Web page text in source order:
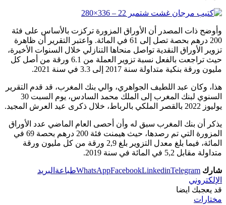
وأوضح ذات المصدر أن الأوراق المزورة تركزت بالأساس على فئة
200 درهم بحصة تصل إلى 61 في المائة. واعتبر التقرير أن ظاهرة
تزوير الأوراق النقدية تواصل منحاها التنازلي خلال السنوات الأخيرة،
حيث تراجعت بالفعل نسبة تزوير العملة من 6.1 ورقة من أصل كل
مليون ورقة بنكية متداولة سنة 2017 إلى 3.3 في سنة 2021.
هذا، وكان عبد اللطيف الجواهري، والي بنك المغرب، قد قدم التقرير
السنوي لبنك المغرب إلى الملك محمد السادس، يوم السبت 30
يوليوز 2022 بالقصر الملكي بالرباط، خلال ذكرى عيد العرش المجيد.
يذكر أن بنك المغرب سبق له وأن أحصى العام الماضي عدد الأوراق
المزورة التي تم رصدها، حيث هيمنت فئة 200 درهم بحصة 69 في
المائة، فيما بلغ معدل التزوير بلغ 2,9 ورقة من كل مليون ورقة
متداولة مقابل 5,2 في المائة في سنة 2019.
شارك WhatsAppFacebookLinkedinTelegram طباعة البريد
الإلكتروني
قد يعجبك ايضا
مختارات